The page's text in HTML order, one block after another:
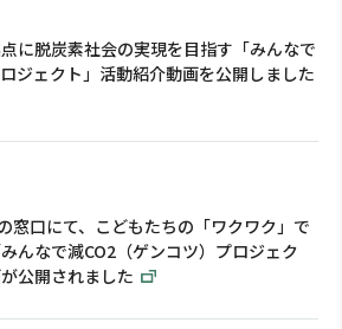
に脱炭素社会の実現を目指す「みんなで
ジェクト」活動紹介動画を公開しました
窓口にて、こどもたちの「ワクワク」で
んなで減CO2（ゲンコツ）プロジェク
公開されました